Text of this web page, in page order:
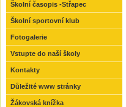
Školní časopis -Střapec
Školní sportovní klub
Fotogalerie
Vstupte do naší školy
Kontakty
Důležité www stránky
Žákovská knížka